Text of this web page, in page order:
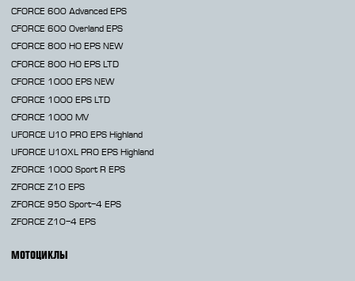
CFORCE 600 Advanced EPS
CFORCE 600 Overland EPS
CFORCE 800 HO EPS NEW
CFORCE 800 HO EPS LTD
CFORCE 1000 EPS NEW
CFORCE 1000 EPS LTD
CFORCE 1000 MV
UFORCE U10 PRO EPS Highland
UFORCE U10XL PRO EPS Highland
ZFORCE 1000 Sport R EPS
ZFORCE Z10 EPS
ZFORCE 950 Sport-4 EPS
ZFORCE Z10-4 EPS
МОТОЦИКЛЫ